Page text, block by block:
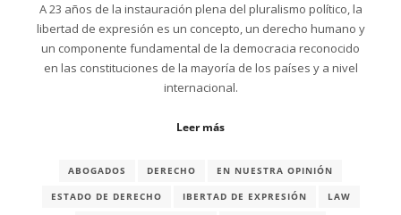
A 23 años de la instauración plena del pluralismo político, la
libertad de expresión es un concepto, un derecho humano y
un componente fundamental de la democracia reconocido
en las constituciones de la mayoría de los países y a nivel
internacional.
Leer más
ABOGADOS DERECHO EN NUESTRA OPINIÓN
ESTADO DE DERECHO IBERTAD DE EXPRESIÓN LAW